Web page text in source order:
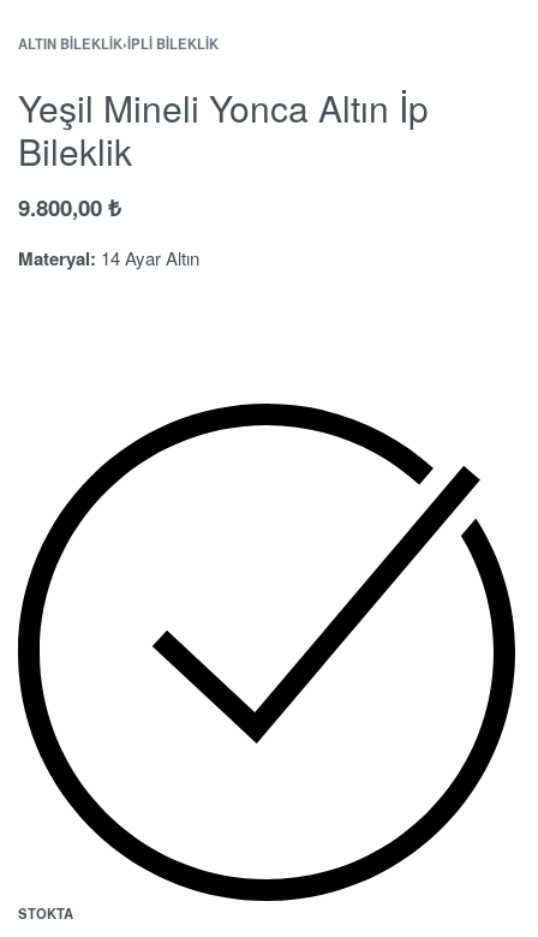
ALTIN BILEKLIK›İPLI BILEKLIK
Yeşil Mineli Yonca Altın İp
Bileklik
9.800,00₺
Materyal: 14 Ayar Altın
STOKTA